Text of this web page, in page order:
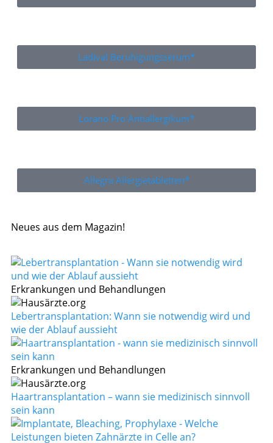
Ladival Beruhigungsserum*
Lorano Pro Antiallergikum*
Allegra Allergietabletten*
Neues aus dem Magazin!
Erkrankungen und Behandlungen
Lebertransplantation: Wann sie notwendig wird und
wie der Ablauf aussieht
Erkrankungen und Behandlungen
Haartransplantation – wann sie medizinisch sinnvoll
sein kann